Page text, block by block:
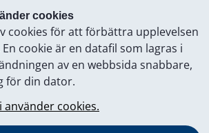
cookies
cookies för att förbättra upplevelsen
cookie är en datafil som lagras i
av en webbsida snabbare,
för din dator.
använder cookies.